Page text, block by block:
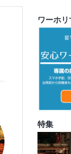
ワーホリ
特集